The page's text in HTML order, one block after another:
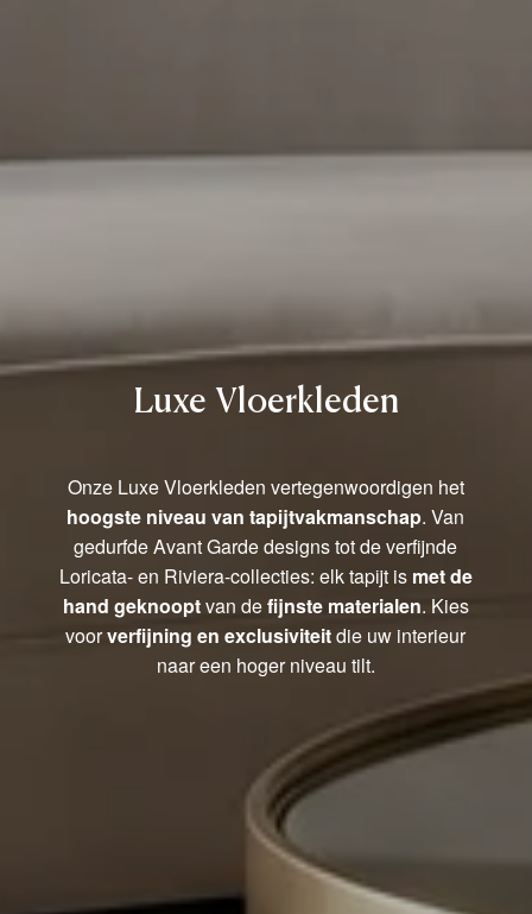
Luxe Vloerkleden
Onze Luxe Vloerkleden vertegenwoordigen het
hoogste niveau van tapijtvakmanschap. Van
gedurfde Avant Garde designs tot de verfijnde
Loricata- en Riviera-collecties: elk tapijt is met de
hand geknooptvan defijnste materialen. Kies
voorverfijning en exclusiviteitdie uw interieur
naar een hoger niveau tilt.